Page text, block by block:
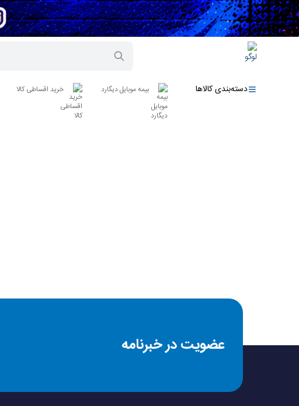
دسته‌بندی کالاها بیمه موبایل دیگارد خرید اقساطی کالا
عضویت در خبرنامه